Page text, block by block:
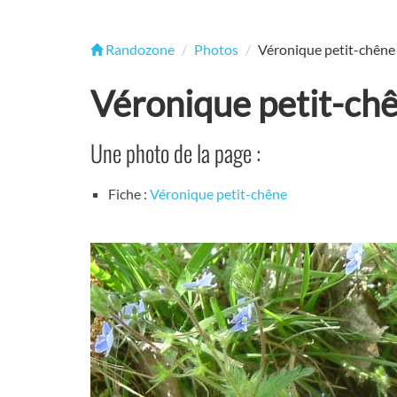
Randozone Photos Véronique petit-chêne
Véronique petit-
Une photo de la page :
Fiche : Véronique petit-chêne